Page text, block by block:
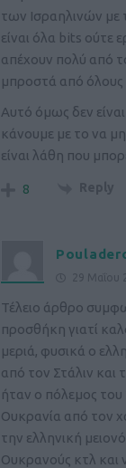
των Ισραηλινών με
είναι όλα bits ούτε
απέχουν πολύ από
μπροστά από όλους
Αυτό όμως δεν
κάνουμε με το να
είναι λάθη που
8 Reply
29 Μαΐου
Τέλειο άρθρο
προσθήκη γιατί
μεριά, φυσικά ο
από τον Στάλιν και
ήταν ο πόλεμος
Ουκρανία από τον
την ελληνική
Ουκρανούς κτλ και